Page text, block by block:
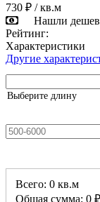
730 ₽ / кв.м
Нашли
Рейтинг:
Характеристики
Другие
Выберите длину
Всего: 0 кв.м
Общая сумма: 0 ₽